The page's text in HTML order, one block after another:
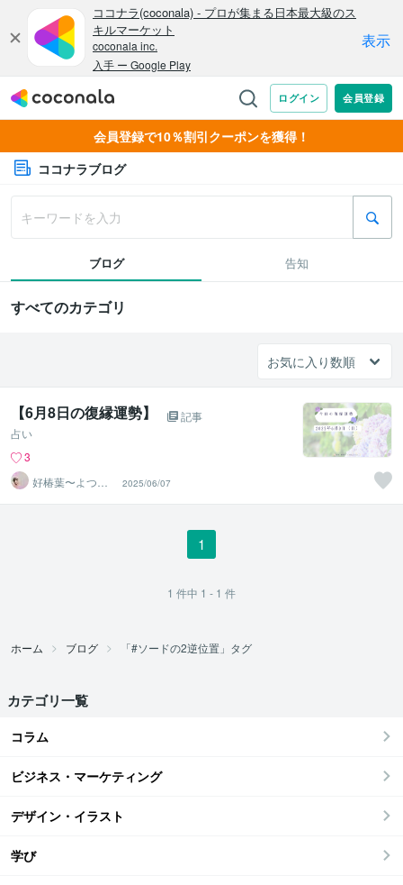
会員登録で10％割引クーポンを獲得！
ココナラブログ
ブログ 告知
すべてのカテゴリ
【6月8日の復縁運勢】
記事
占い
3
好椿葉〜よつ
ば〜
2025/06/07
1
1 件中 1 - 1 件
ホーム ブログ 「#ソードの2逆位置」タグ
カテゴリ一覧
コラム
ビジネス・マーケティング
デザイン・イラスト
学び